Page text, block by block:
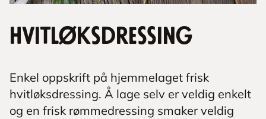
Hvitløksdressing
Enkel oppskrift på hjemmelaget frisk
hvitløksdressing. Å lage selv er veldig enkelt
og en frisk rømmedressing smaker veldig